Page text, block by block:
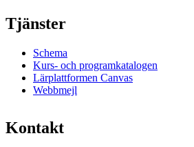
Tjänster
Schema
Kurs- och programkatalogen
Lärplattformen Canvas
Webbmejl
Kontakt